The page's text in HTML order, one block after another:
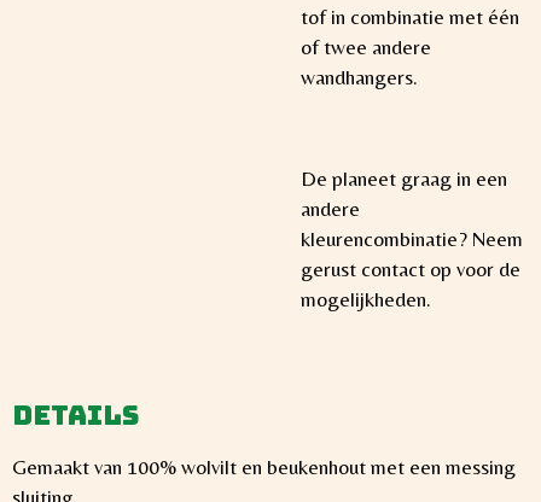
tof in combinatie met één
of twee andere
wandhangers.
De planeet graag in een
andere
kleurencombinatie? Neem
gerust contact op voor de
mogelijkheden.
Details
Gemaakt van 100% wolvilt en beukenhout met een messing